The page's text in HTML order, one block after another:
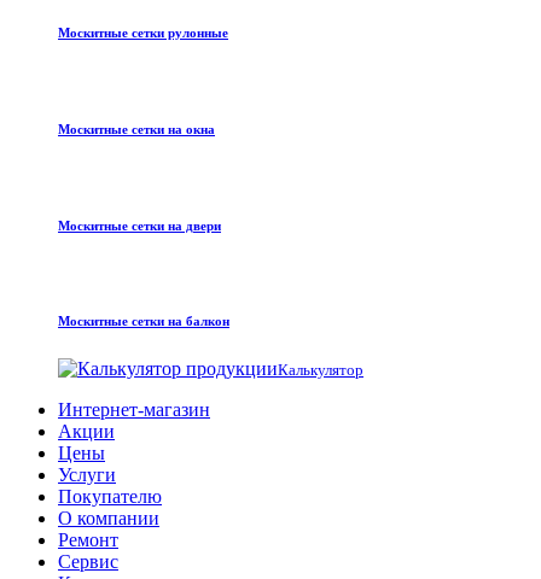
Москитные сетки рулонные
Москитные сетки на окна
Москитные сетки на двери
Москитные сетки на балкон
Калькулятор
Интернет-магазин
Акции
Цены
Услуги
Покупателю
О компании
Ремонт
Сервис